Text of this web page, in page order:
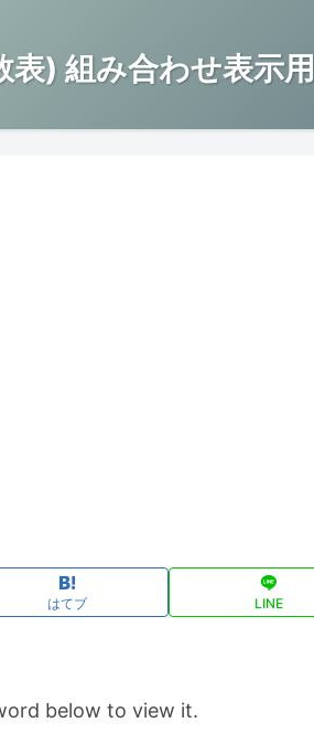
) 組み合わせ表示
はてブ LINE
below to view it.